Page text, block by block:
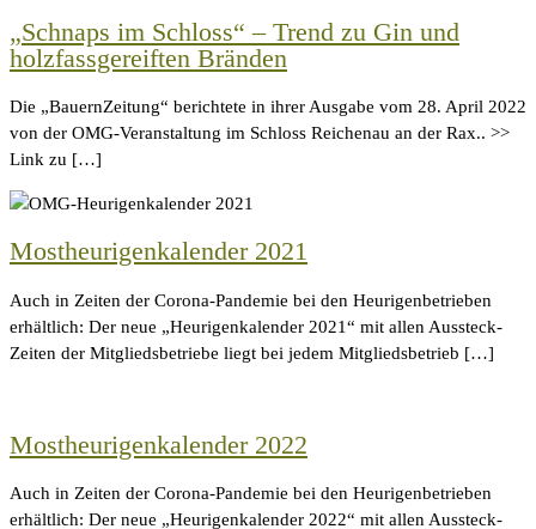
„Schnaps im Schloss“ – Trend zu Gin und
holzfassgereiften Bränden
Die „BauernZeitung“ berichtete in ihrer Ausgabe vom 28. April 2022
von der OMG-Veranstaltung im Schloss Reichenau an der Rax.. >>
Link zu […]
Mostheurigenkalender 2021
Auch in Zeiten der Corona-Pandemie bei den Heurigenbetrieben
erhältlich: Der neue „Heurigenkalender 2021“ mit allen Aussteck-
Zeiten der Mitgliedsbetriebe liegt bei jedem Mitgliedsbetrieb […]
Mostheurigenkalender 2022
Auch in Zeiten der Corona-Pandemie bei den Heurigenbetrieben
erhältlich: Der neue „Heurigenkalender 2022“ mit allen Aussteck-